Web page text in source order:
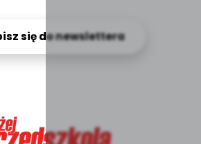
się do newslettera